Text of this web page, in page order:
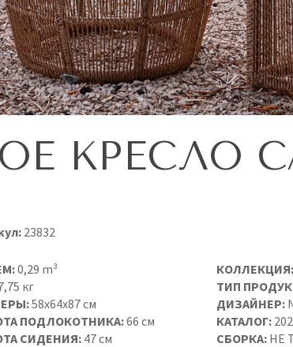
КРЕСЛО
23832
0,29 m³
кг
58x64x87 см
ПОДЛОКОТНИКА:66 см
СИДЕНИЯ: 47 см
КОЛЛЕКЦИЯ:
ТИП
ДИЗАЙНЕР:
КАТАЛОГ:
СБОРКА: НЕ